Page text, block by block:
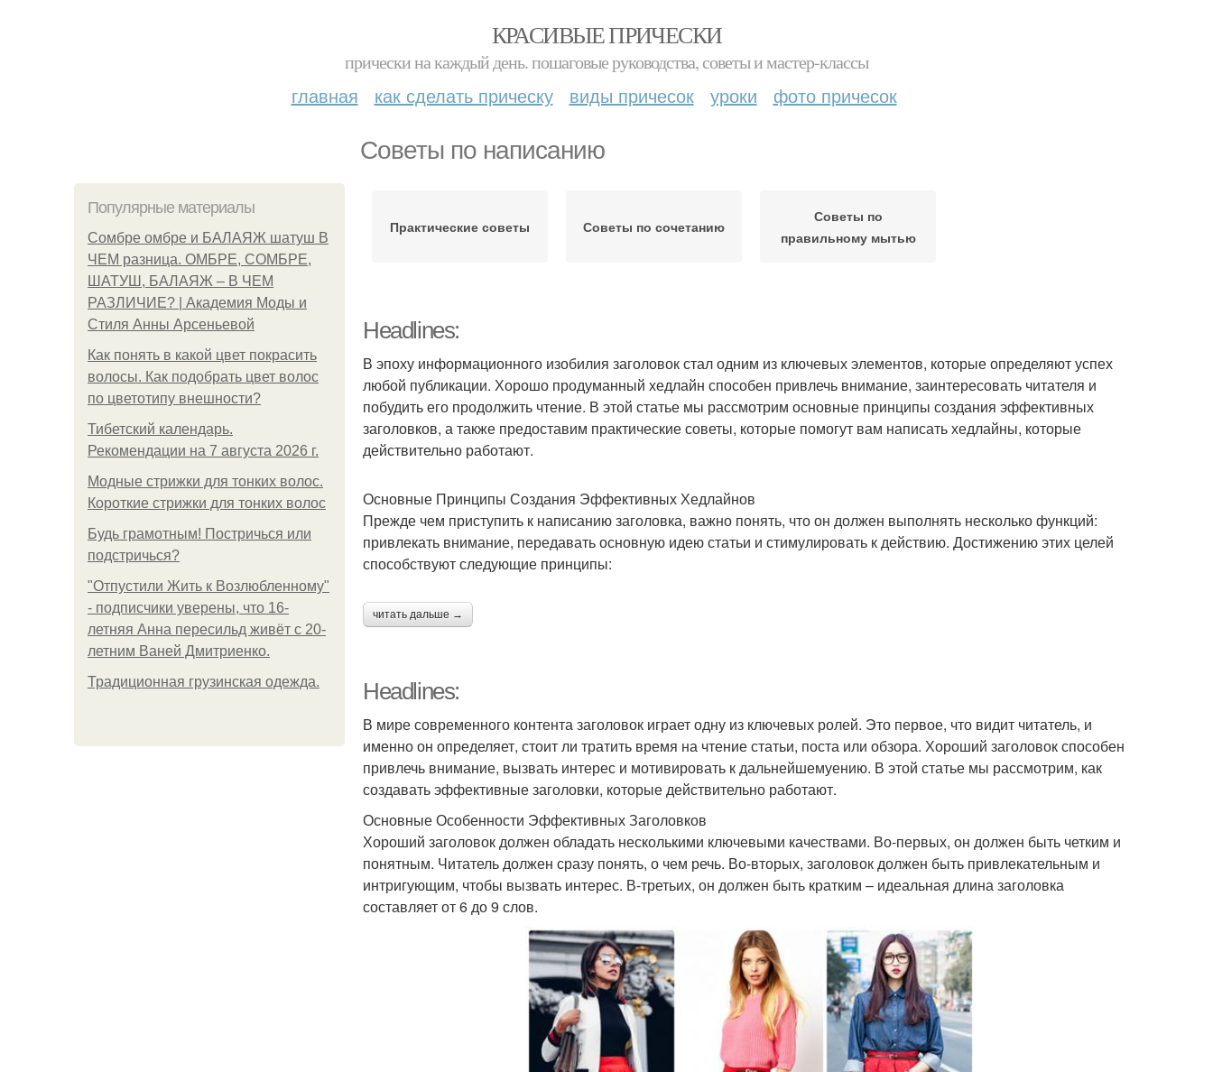
КРАСИВЫЕ ПРИЧЕСКИ
прически на каждый день. пошаговые руководства, советы и мастер-классы
главная как сделать прическу виды причесок уроки фото причесок
Советы по написанию
Популярные материалы
Сомбре омбре и БАЛАЯЖ шатуш В
ЧЕМ разница. ОМБРЕ, СОМБРЕ,
ШАТУШ, БАЛАЯЖ – В ЧЕМ
РАЗЛИЧИЕ? | Академия Моды и
Стиля Анны Арсеньевой
Как понять в какой цвет покрасить
волосы. Как подобрать цвет волос
по цветотипу внешности?
Тибетский календарь.
Рекомендации на 7 августа 2026 г.
Модные стрижки для тонких волос.
Короткие стрижки для тонких волос
Будь грамотным! Постричься или
подстричься?
"Отпустили Жить к Возлюбленному"
- подписчики уверены, что 16-
летняя Анна пересильд живёт с 20-
летним Ваней Дмитриенко.
Традиционная грузинская одежда.
Практические советы Советы по сочетанию
Советы по
правильному мытью
Headlines:
В эпоху информационного изобилия заголовок стал одним из ключевых элементов, которые определяют успех
любой публикации. Хорошо продуманный хедлайн способен привлечь внимание, заинтересовать читателя и
побудить его продолжить чтение. В этой статье мы рассмотрим основные принципы создания эффективных
заголовков, а также предоставим практические советы, которые помогут вам написать хедлайны, которые
действительно работают.
Основные Принципы Создания Эффективных Хедлайнов
Прежде чем приступить к написанию заголовка, важно понять, что он должен выполнять несколько функций:
привлекать внимание, передавать основную идею статьи и стимулировать к действию. Достижению этих целей
способствуют следующие принципы:
читать дальше →
Headlines:
В мире современного контента заголовок играет одну из ключевых ролей. Это первое, что видит читатель, и
именно он определяет, стоит ли тратить время на чтение статьи, поста или обзора. Хороший заголовок способен
привлечь внимание, вызвать интерес и мотивировать к дальнейшемуению. В этой статье мы рассмотрим, как
создавать эффективные заголовки, которые действительно работают.
Основные Особенности Эффективных Заголовков
Хороший заголовок должен обладать несколькими ключевыми качествами. Во-первых, он должен быть четким и
понятным. Читатель должен сразу понять, о чем речь. Во-вторых, заголовок должен быть привлекательным и
интригующим, чтобы вызвать интерес. В-третьих, он должен быть кратким – идеальная длина заголовка
составляет от 6 до 9 слов.